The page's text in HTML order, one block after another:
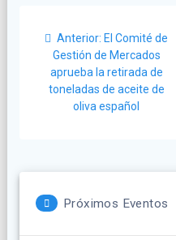
entradas
Anterior: Post
anterior:
El Comité de
Gestión de Mercados
aprueba la retirada de
toneladas de aceite de
oliva español
Próximos Eventos